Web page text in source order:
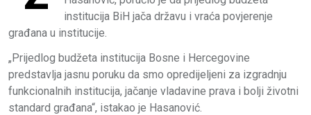
institucija BiH jača državu i vraća povjerenje
građana u institucije.
„Prijedlog budžeta institucija Bosne i Hercegovine
predstavlja jasnu poruku da smo opredijeljeni za izgradnju
funkcionalnih institucija, jačanje vladavine prava i bolji životni
standard građana“, istakao je Hasanović.